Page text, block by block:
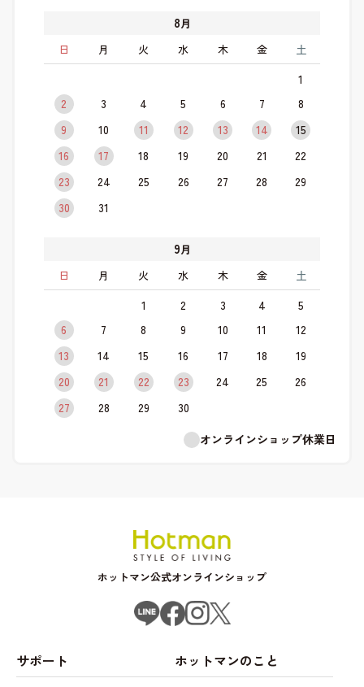
8月
日
月 火 水 木 金 土
1
2
3 4 5 6 7
8
9
10 11 12 13 14
15
16
17 18 19 20 21
22
23
24 25 26 27 28
29
30
31
9月
日
月 火 水 木 金 土
1 2 3 4
5
6
7 8 9 10 11
12
13
14 15 16 17 18
19
20
21 22 23 24 25
26
27
28 29
30
オンラインショップ休業日
ホットマン公式オンラインショップ
サポート ホットマンのこと